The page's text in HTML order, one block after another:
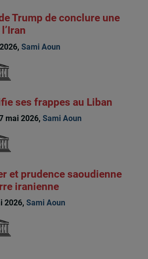
Trump de conclure une
Sami Aoun
ses frappes au Liban
mai 2026, Sami Aoun
et prudence saoudienne
iranienne
2026, Sami Aoun